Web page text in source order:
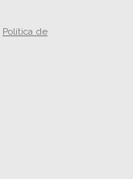
Política de